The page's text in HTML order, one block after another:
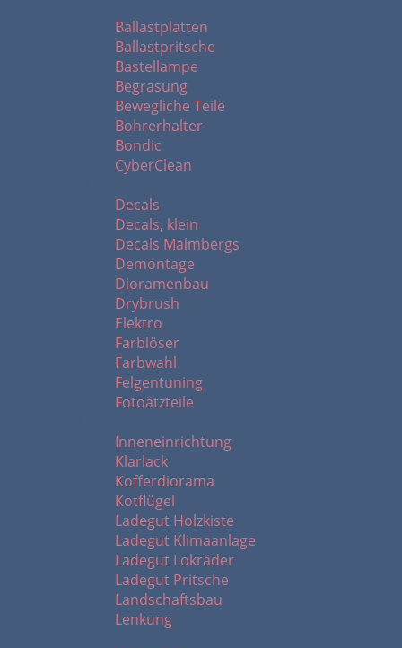
Ballastplatten
Ballastpritsche
Bastellampe
Begrasung
Bewegliche Teile
Bohrerhalter
Bondic
CyberClean
Decals
Decals, klein
Decals Malmbergs
Demontage
Dioramenbau
Drybrush
Elektro
Farblöser
Farbwahl
Felgentuning
Fotoätzteile
Inneneinrichtung
Klarlack
Kofferdiorama
Kotflügel
Ladegut Holzkiste
Ladegut Klimaanlage
Ladegut Lokräder
Ladegut Pritsche
Landschaftsbau
Lenkung